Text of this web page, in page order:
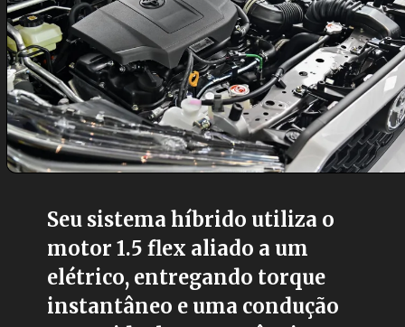
Seu sistema híbrido utiliza o
motor 1.5 flex aliado a um
elétrico, entregando torque
instantâneo e uma condução